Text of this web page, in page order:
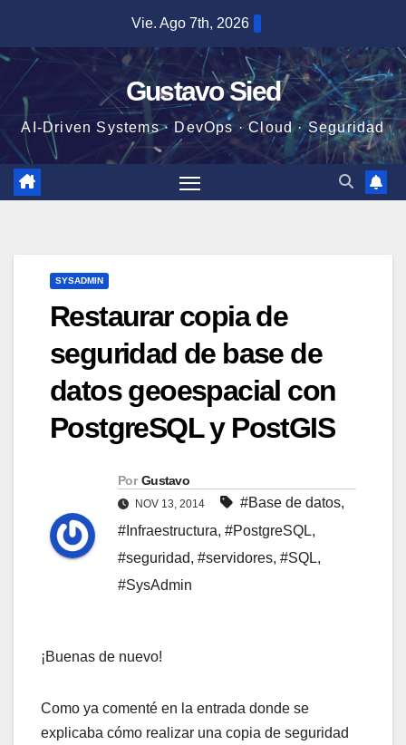
contenido
Vie. Ago 7th, 2026
Gustavo Sied
AI-Driven Systems · DevOps · Cloud · Seguridad
SYSADMIN
Restaurar copia de
seguridad de base de
datos geoespacial con
PostgreSQL y PostGIS
Por Gustavo
NOV 13, 2014 #Base de datos,
#Infraestructura, #PostgreSQL,
#seguridad, #servidores, #SQL,
#SysAdmin
¡Buenas de nuevo!
Como ya comenté en la entrada donde se
explicaba cómo realizar una copia de seguridad